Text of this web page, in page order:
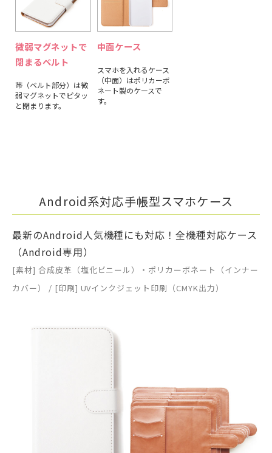
微弱マグネットで
閉まるベルト
帯（ベルト部分）は微
弱マグネットでピタッ
と閉まります。
中面ケース
スマホを入れるケース
（中面）はポリカーボ
ネート製のケースで
す。
Android系対応手帳型スマホケース
最新のAndroid人気機種にも対応！全機種対応ケース
（Android専用）
[素材] 合成皮革（塩化ビニール）・ポリカーボネート（インナー
カバー） / [印刷] UVインクジェット印刷（CMYK出力）